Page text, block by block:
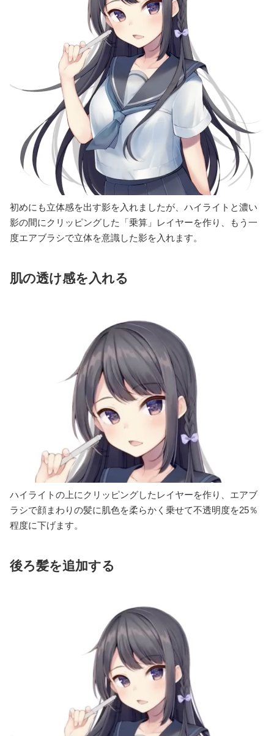
初めにも立体感を出す影を入れましたが、ハイライトと濃い
影の間にクリッピングした「乗算」レイヤーを作り、もう一
度エアブラシで立体を意識した影を入れます。
肌の透け感を入れる
ハイライトの上にクリッピングしたレイヤーを作り、エアブ
ラシで顔まわりの髪に肌色を柔らかく乗せて不透明度を25％
程度に下げます。
後ろ髪を追加する